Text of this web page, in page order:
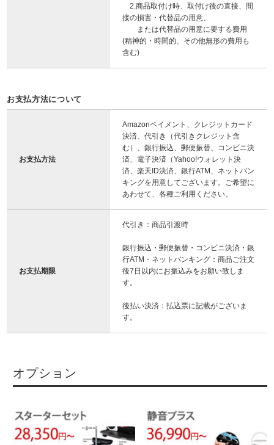
2.商品取付け時、取付け後の直接、間
接の損害・代替品の用意、
または代替品の用意に要する費用
(精神的・時間的、その他無形の費用も
含む)
お支払方法について
お支払方法
Amazonペイメント、クレジットカード
決済、代引き（代引きクレジット含
む）、銀行振込、郵便振替、コンビニ決
済、電子決済（Yahoo!ウォレット決
済、楽天ID決済、銀行ATM、ネットバン
キングを用意してございます。ご希望に
あわせて、各種ご利用ください。
お支払期限
代引き：商品引渡時
銀行振込・郵便振替・コンビニ決済・銀
行ATM・ネットバンキング：商品ご注文
後7日以内にお振込みをお願い致しま
す。
後払い決済：払込票に記載がございま
す。
オプション